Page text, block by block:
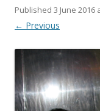
Published 3 June 2016
← Previous